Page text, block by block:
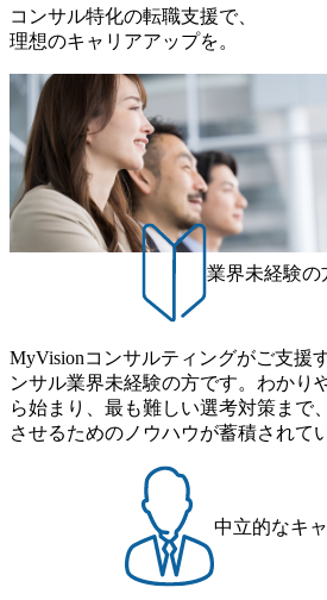
広いプロジェクトに従事 - 鈴木健仁
トに入社し最年少ディレクターを経
威人氏：BCG出身。金融業界におけ
案、人事組織テーマに強みを持ち、
界においてはDX戦略立案、NFT等
する。 - 藏満 一馬氏：アクセンチュ
心に、DX戦略策定、新規事業立案
の幅広いプロジェクトを主導する。 -
C出身。Xspear最年少シニアマネー
ページ (https://www.xspear.co.jp/career/
コンサルは終わり──コンサル業界の
から”のコンサルの在り方 (https://
e/20250205-simplex-xspear/) Xspear
を取得 (https://www.agara.co.jp/article/
Xspear Consultingが、東京都港区の行
化を支援 (https://www.afpbb.com/
者】 ・年収UPでのオファー ・ワン
流工程、先端技術を学べる環境 【コ
者】 ・専門領域に軸足を置きながら
ジできる環境 ・タイトルアップでの
ムより高いオファー年収 ・実力主義
る（ダブルスキップもあり） ・週に
スタイム制度を実施しており、月単
間の範囲内で、出社・退社の時刻を
ね、ワークライフバランスを図りな
ができる 【休日】 土日祝休みの完全
年間休日は125日（GW8日、夏季9日
休暇は年間24日（4月1日入社の場合
れます。 年次有給休暇の残日数は、
ができます。 慶弔休暇は、事由によ
りますが、3～7日の連続休暇を取得
ュ休暇は、規程で定める勤続年数ご
ッシュ休暇を取得できます。 【育児
の制度】 育児休暇： 対象：小学校1
の子を育てるすべての従業員※期間
日2時間15分まで、始業・終業時刻
可能 子の看護休暇： 子1人につき5
単位で取得することも可能 家族看護休暇： 5日
き、1時間単位で取得することも可能
度など】 独身寮：富山事業所の近く
つの寮があり、以下の入居基準を満
す。 ＜入居基準＞ ・満33歳までの
までの通勤総時間が2時間を超える
近くには独身寮や社宅等が無いため
住宅手当を支給します。 また、独身
コンサル特化の転職支援で、
理想のキャリアアップを。
業界未経験の
MyVisionコンサルティングがご支援
ンサル業界未経験の方です。わかり
ら始まり、最も難しい選考対策まで
させるためのノウハウが蓄積されて
中立的なキ